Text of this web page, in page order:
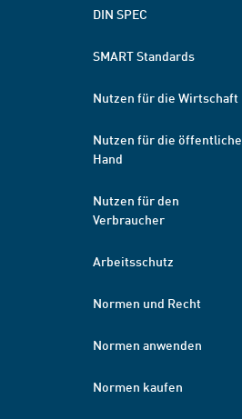
DIN SPEC
SMART Standards
Nutzen für die Wirtschaft
Nutzen für die öffentliche
Hand
Nutzen für den
Verbraucher
Arbeitsschutz
Normen und Recht
Normen anwenden
Normen kaufen